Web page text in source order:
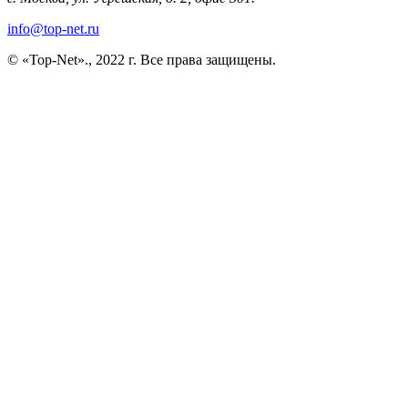
info@top-net.ru
© «Top-Net»., 2022 г. Все права защищены.